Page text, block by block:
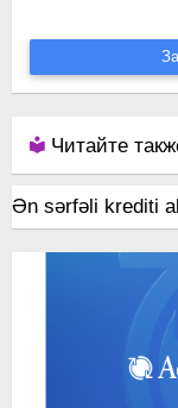
Читайте
Ən sərfəli krediti